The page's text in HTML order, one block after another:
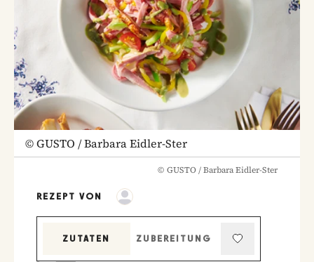
©GUSTO / Barbara Eidler-Ster
© GUSTO / Barbara Eidler-Ster
REZEPT VON
ZUTATEN
ZUBEREITUNG